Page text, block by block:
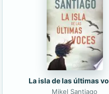
La isla de las últimas
Mikel Santiago